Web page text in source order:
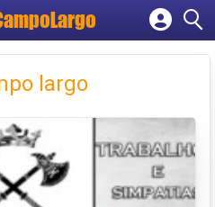
empresa
conta
largo